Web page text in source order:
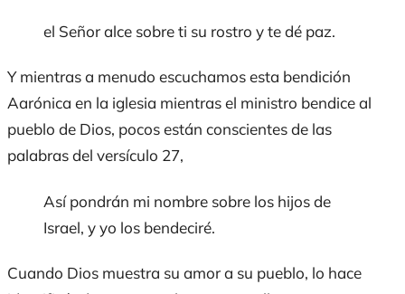
el Señor alce sobre ti su rostro y te dé paz.
Y mientras a menudo escuchamos esta bendición
Aarónica en la iglesia mientras el ministro bendice al
pueblo de Dios, pocos están conscientes de las
palabras del versículo 27,
Así pondrán mi nombre sobre los hijos de
Israel, y yo los bendeciré.
Cuando Dios muestra su amor a su pueblo, lo hace